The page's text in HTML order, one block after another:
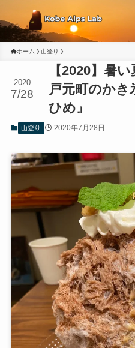
ホーム 山登り
【2020】暑
戸元町のかき
ひめ』
2020
7/28
山登り 2020年7月28日